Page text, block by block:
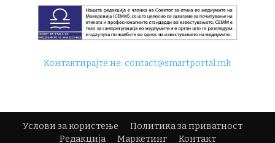
Контактирајте не:contact@smartportal.mk
Услови за користење
Политика за приватност
Редакција
Маркетинг Контакт